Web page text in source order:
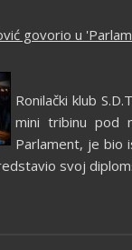
govorio u
Ronilački klub
mini tribinu pod
Parlament, je bio
svoj